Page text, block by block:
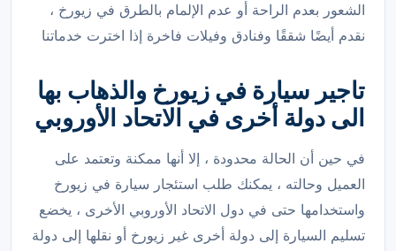
الشعور بعدم الراحة أو عدم الإلمام بالطرق في زيورخ ،
نقدم أيضًا شققًا وفنادق وفيلات فاخرة إذا اخترت خدماتنا
تاجير سيارة في زيورخ والذهاب بها
الى دولة أخرى في الاتحاد الأوروبي
في حين أن الحالة محدودة ، إلا أنها ممكنة وتعتمد على
العميل وحالته ، يمكنك طلب استئجار سيارة في زيورخ
واستخدامها حتى في دول الاتحاد الأوروبي الأخرى ، يخضع
تسليم السيارة إلى دولة أخرى غير زيورخ أو نقلها إلى دولة